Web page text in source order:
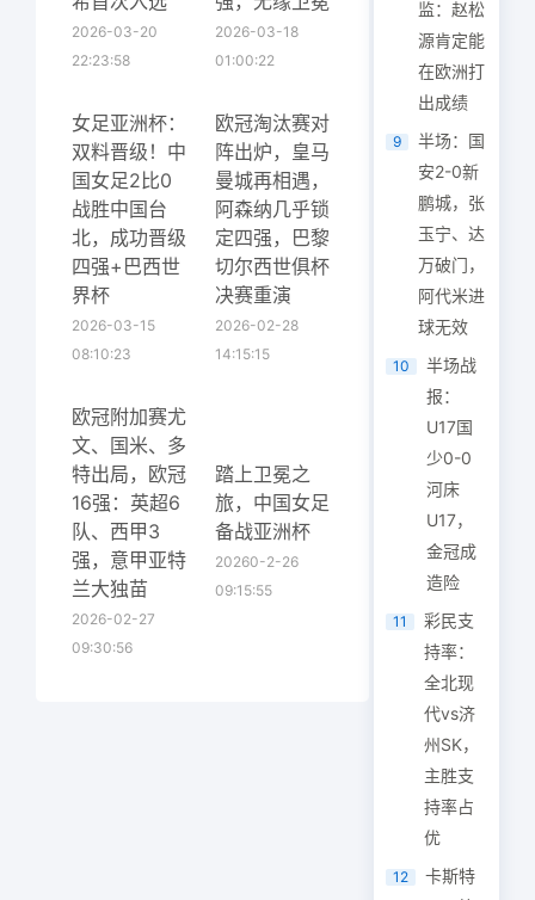
2026-03-20
22:23:58
2026-03-18
01:00:22
女足亚洲杯：
双料晋级！中
国女足2比0
战胜中国台
北，成功晋级
四强+巴西世
界杯
2026-03-15
08:10:23
欧冠淘汰赛对
阵出炉，皇马
曼城再相遇，
阿森纳几乎锁
定四强，巴黎
切尔西世俱杯
决赛重演
2026-02-28
14:15:15
欧冠附加赛尤
文、国米、多
特出局，欧冠
16强：英超6
队、西甲3
强，意甲亚特
兰大独苗
2026-02-27
09:30:56
踏上卫冕之
旅，中国女足
备战亚洲杯
20260-2-26
09:15:55
监：赵松
源肯定能
在欧洲打
出成绩
9
半场：国
安2-0新
鹏城，张
玉宁、达
万破门，
阿代米进
球无效
10
半场战
报：
U17国
少0-0
河床
U17，
金冠成
造险
11
彩民支
持率：
全北现
代vs济
州SK，
主胜支
持率占
优
12
卡斯特